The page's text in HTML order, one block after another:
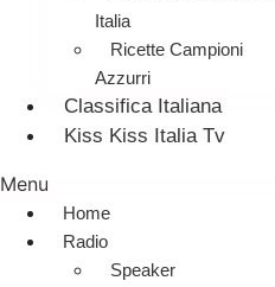
Italia
Ricette Campioni
Azzurri
Classifica Italiana
Kiss Kiss Italia Tv
Menu
Home
Radio
Speaker